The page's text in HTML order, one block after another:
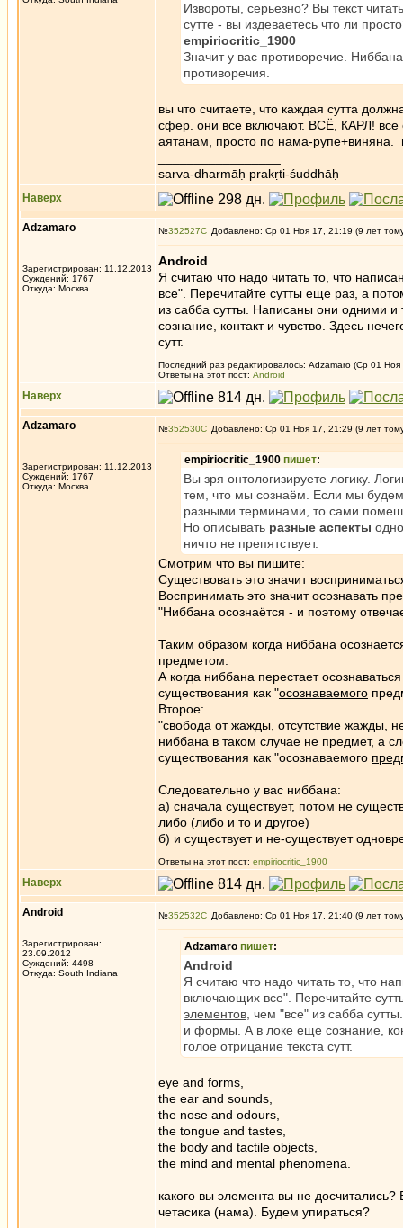
Извороты, серьезно? Вы текст
сутте - вы издеваетесь что ли
empiriocritic_1900
Значит у вас противоречие.
противоречия.
вы что считаете, что каждая сутта
сфер. они все включают. ВСЁ, КАРЛ! все
аятанам, просто по нама-рупе+виняна.
sarva-dharmāḥ prakṛti-śuddhāḥ
Наверх
Adzamaro
Зарегистрирован: 11.12.2013
Суждений: 1767
Откуда: Москва
№352527 Добавлено: Ср 01 Ноя 17, 21:19 (9 лет
Android
Я считаю что надо читать то, что
все". Перечитайте сутты еще раз, а
из сабба сутты. Написаны они одними
сознание, контакт и чувство. Здесь
сутт.
Последний раз редактировалось: Adzamaro (Ср 01
Ответы на этот пост: Android
Наверх
Adzamaro
Зарегистрирован: 11.12.2013
Суждений: 1767
Откуда: Москва
№352530 Добавлено: Ср 01 Ноя 17, 21:29 (9 лет
empiriocritic_1900 пишет:
Вы зря онтологизируете логику.
тем, что мы сознаём. Если мы
разными терминами, то сами
Но описывать разные аспекты
ничто не препятствует.
Смотрим что вы пишите:
Существовать это значит
Воспринимать это значит осознавать
"Ниббана осознаётся - и поэтому
Таким образом когда ниббана
предметом.
А когда ниббана перестает
существования как "осознаваемого
Второе:
"свобода от жажды, отсутствие жажды,
ниббана в таком случае не предмет, а
существования как "осознаваемого
Следовательно у вас ниббана:
а) сначала существует, потом не
либо (либо и то и другое)
б) и существует и не-существует
Ответы на этот пост: empiriocritic_1900
Наверх
Android
Зарегистрирован:
23.09.2012
Суждений: 4498
Откуда: South Indiana
№352532 Добавлено: Ср 01 Ноя 17, 21:40 (9 лет
Adzamaro пишет:
Android
Я считаю что надо читать то, что
включающих все". Перечитайте
элементов , чем "все" из сабба
и формы. А в локе еще сознание,
голое отрицание текста сутт.
eye and forms,
the ear and sounds,
the nose and odours,
the tongue and tastes,
the body and tactile objects,
the mind and mental phenomena.
какого вы элемента вы не
четасика (нама). Будем упираться?